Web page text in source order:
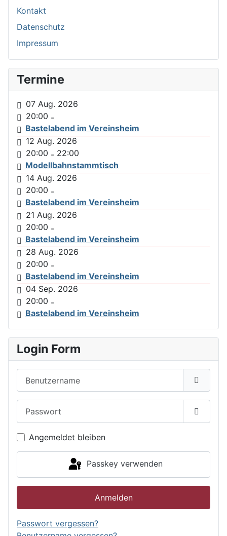
Kontakt
Datenschutz
Impressum
Termine
07 Aug. 2026
20:00 -
Bastelabend im Vereinsheim
12 Aug. 2026
20:00 - 22:00
Modellbahnstammtisch
14 Aug. 2026
20:00 -
Bastelabend im Vereinsheim
21 Aug. 2026
20:00 -
Bastelabend im Vereinsheim
28 Aug. 2026
20:00 -
Bastelabend im Vereinsheim
04 Sep. 2026
20:00 -
Bastelabend im Vereinsheim
Login Form
Angemeldet bleiben
Passkey verwenden
Anmelden
Passwort vergessen?